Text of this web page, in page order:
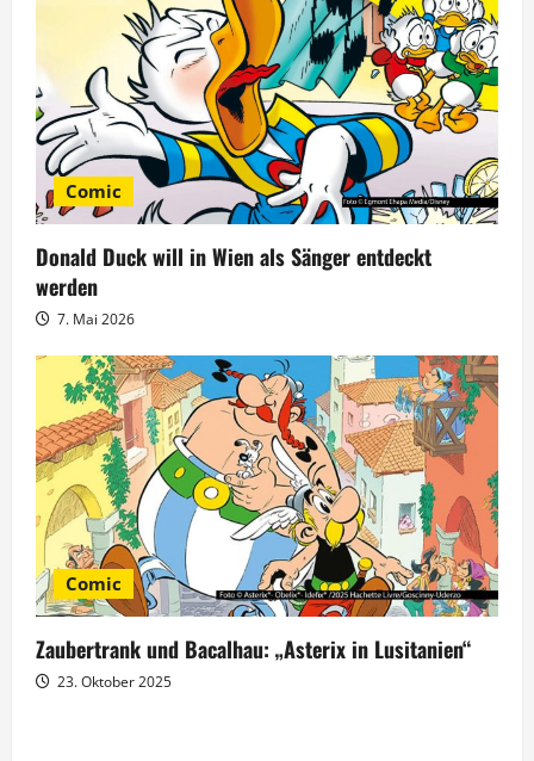
o
n
Comic
Donald Duck will in Wien als Sänger entdeckt
werden
7. Mai 2026
Comic
Zaubertrank und Bacalhau: „Asterix in Lusitanien“
23. Oktober 2025